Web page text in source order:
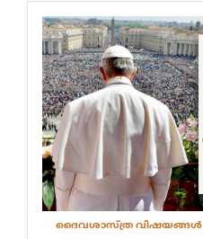
ദൈവശാസ്ത്ര വിഷയങ്ങള്‍